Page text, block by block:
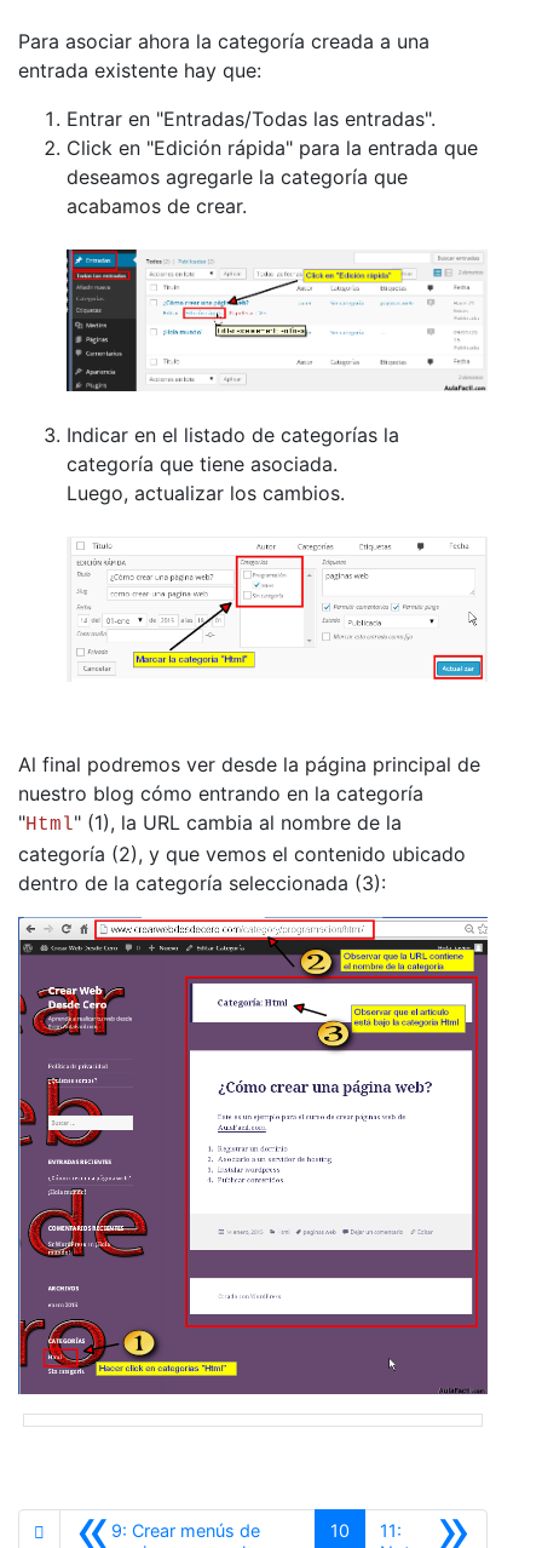
Para asociar ahora la categoría creada a una
entrada existente hay que:
Entrar en "Entradas/Todas las entradas".
Click en "Edición rápida" para la entrada que
deseamos agregarle la categoría que
acabamos de crear.
Indicar en el listado de categorías la
categoría que tiene asociada.
Luego, actualizar los cambios.
Al final podremos ver desde la página principal de
nuestro blog cómo entrando en la categoría
"Html" (1), la URL cambia al nombre de la
categoría (2), y que vemos el contenido ubicado
dentro de la categoría seleccionada (3):
«9: Crear menús de
10 »
11: